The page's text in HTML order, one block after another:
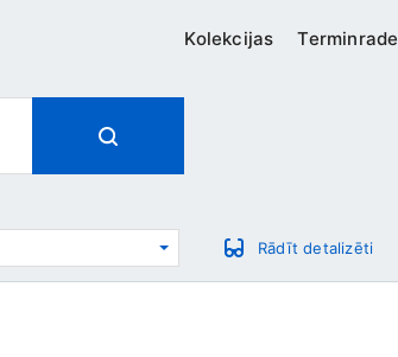
Kolekcijas Terminrade
Rādīt detalizēti